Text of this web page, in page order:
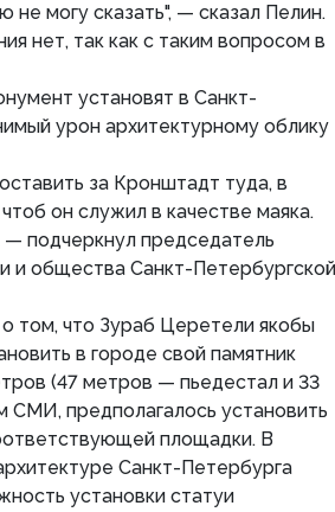
не могу сказать", — сказал Пелин.
нет, так как с таким вопросом в
установят в Санкт-
урон архитектурному облику
за Кронштадт туда, в
он служил в качестве маяка.
— подчеркнул председатель
и общества Санкт-Петербургской
том, что Зураб Церетели якобы
в городе свой памятник
(47 метров — пьедестал и 33
СМИ, предполагалось установить
площадки. В
Санкт-Петербурга
установки статуи